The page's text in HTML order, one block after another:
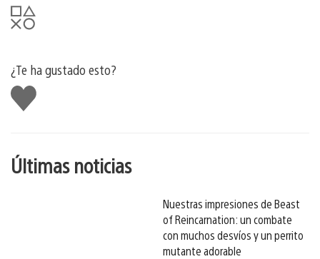
¿Te ha gustado esto?
Me
gusta
esto
Últimas noticias
Nuestras impresiones de Beast
of Reincarnation: un combate
con muchos desvíos y un perrito
mutante adorable